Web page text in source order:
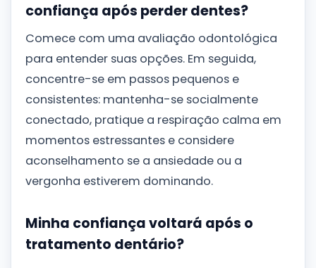
confiança após perder dentes?
Comece com uma avaliação odontológica
para entender suas opções. Em seguida,
concentre-se em passos pequenos e
consistentes: mantenha-se socialmente
conectado, pratique a respiração calma em
momentos estressantes e considere
aconselhamento se a ansiedade ou a
vergonha estiverem dominando.
Minha confiança voltará após o
tratamento dentário?